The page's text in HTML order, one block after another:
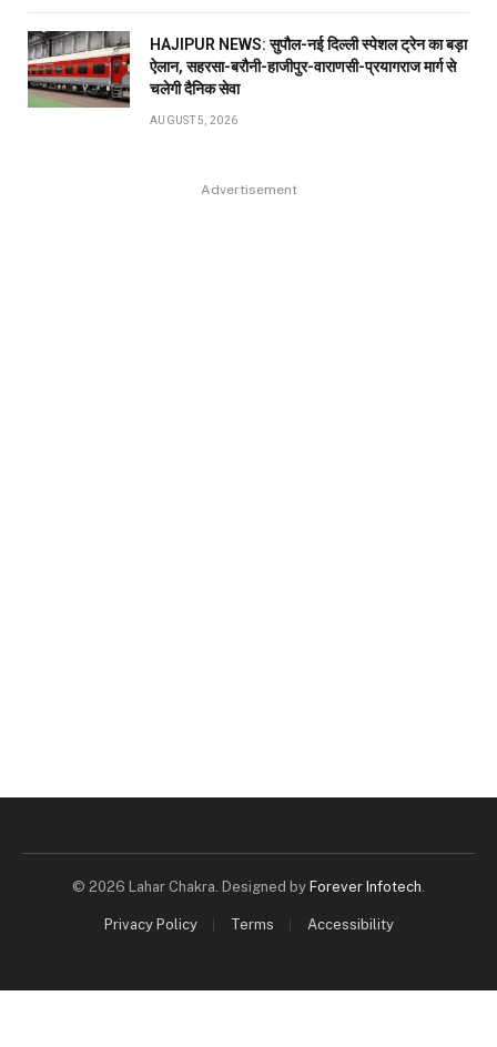
HAJIPUR NEWS: सुपौल-नई दिल्ली स्पेशल ट्रेन का बड़ा
ऐलान, सहरसा-बरौनी-हाजीपुर-वाराणसी-प्रयागराज मार्ग से
चलेगी दैनिक सेवा
AUGUST 5, 2026
Advertisement
© 2026 Lahar Chakra. Designed by Forever Infotech.
Privacy Policy Terms Accessibility